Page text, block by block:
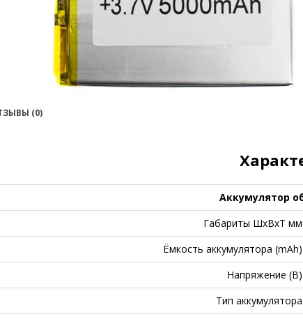
(0)
Аккумулятор
Габариты ШxВxТ мм
Ёмкость аккумулятора (mAh)
Напряжение (В)
Тип аккумулятора